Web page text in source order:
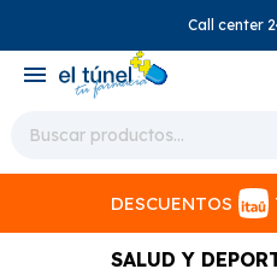
Call center
menu
DESCUENTOS
SALUD Y
close